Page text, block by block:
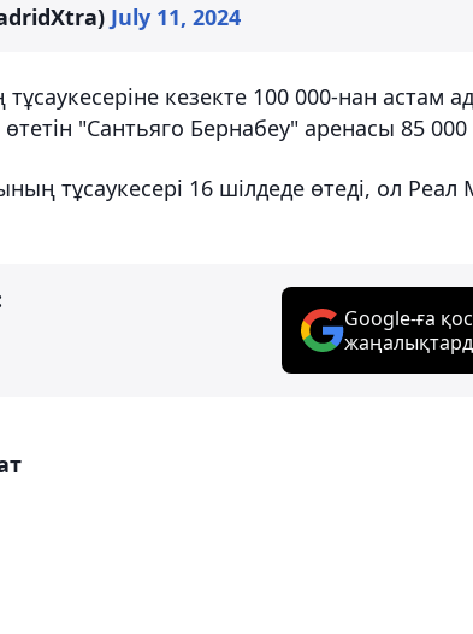
July 11, 2024
кезекте 100 000-нан астам
"Сантьяго Бернабеу" аренасы 85
тұсаукесері 16 шілдеде өтеді, ол Реал
Google-ға